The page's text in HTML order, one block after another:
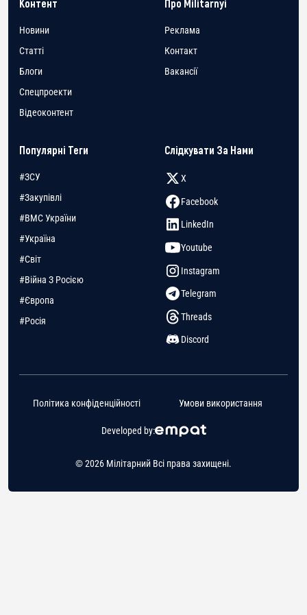
Контент
Новини
Статті
Блоги
Спецпроекти
Відеоконтент
Про Militarnyi
Реклама
Контакт
Вакансії
Популярні Теги
#ЗСУ
#Закупівлі
#ВМС України
#Україна
#Світ
#Війна З Росією
#Європа
#Росія
Слідкувати За Нами
X
Facebook
LinkedIn
Youtube
Instagram
Telegram
Threads
Discord
© 2026 Мілітарний Всі права захищені.
Developed by:
Політика конфіденційності Умови використання